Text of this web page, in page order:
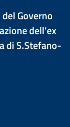
Governo
dell’ex
di S.Stefano-